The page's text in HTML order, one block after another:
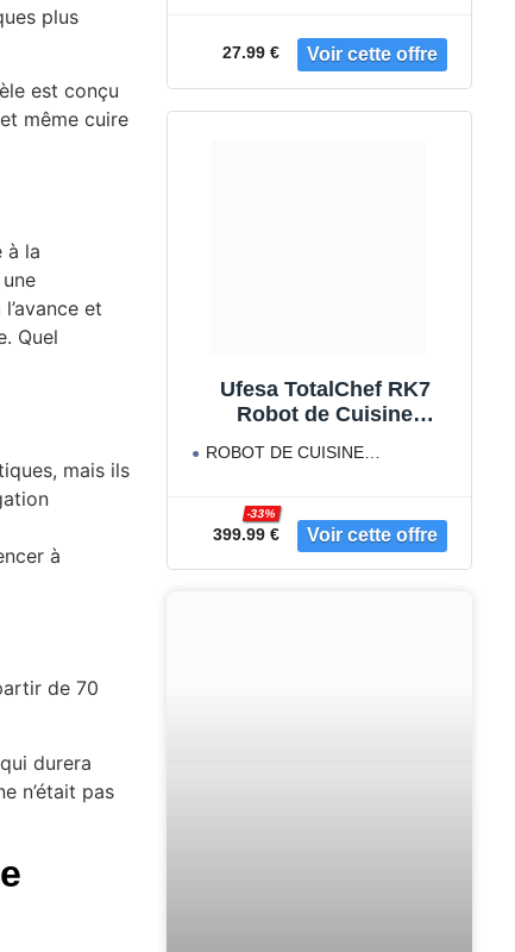
plus
est conçu
même cuire
à la
l’avance et
Quel
mais ils
à
de 70
durera
n’était pas
27.99 €
Ufesa TotalChef RK7
Robot de Cuisine
WIFI, 30 Fonctions, 4.5L,
Balance Integrée, Livre de
Recettes Interactif, Argent
/ Blanc
ROBOT DE CUISINE
multifonctions inteligent RK7
399.99 €
-33%